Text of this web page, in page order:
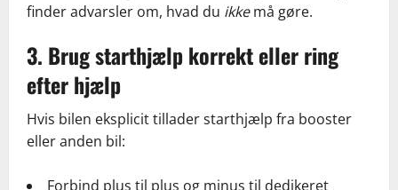
finder advarsler om, hvad du ikkemå gøre.
3. Brug starthjælp korrekt eller ring
efter hjælp
Hvis bilen eksplicit tillader starthjælp fra booster
eller anden bil:
Forbind plus til plus og minus til dedikeret